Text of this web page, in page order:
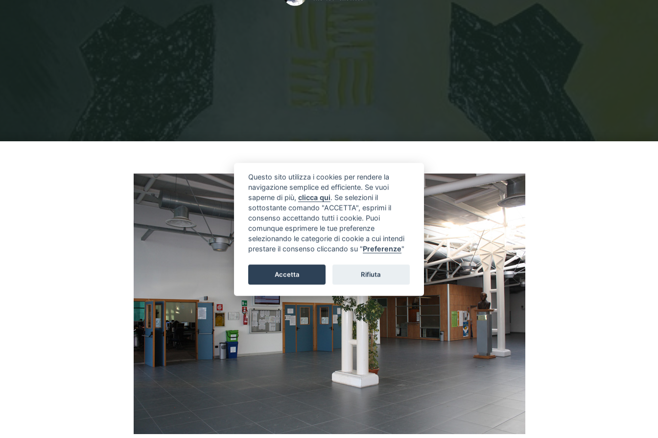
Questo sito utilizza i cookies per rendere la
navigazione semplice ed efficiente. Se vuoi
saperne di più,clicca qui. Se selezioni il
sottostante comando "ACCETTA", esprimi il
consenso accettando tutti i cookie. Puoi
comunque esprimere le tue preferenze
selezionando le categorie di cookie a cui intendi
prestare il consenso cliccando su "Preferenze"
Accetta Rifiuta